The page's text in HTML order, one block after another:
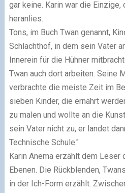
gar keine. Karin war die Einzige,
heranlies.
Tons, im Buch Twan genannt,
Schlachthof, in dem sein Vater
Innerein für die Hühner
Twan auch dort arbeiten. Seine
verbrachte die meiste Zeit im
sieben Kinder, die ernährt
zu malen und wollte an die
sein Vater nicht zu, er landet
Technische Schule."
Karin Anema erzählt dem
Ebenen. Die Rückblenden,
in der Ich-Form erzählt.